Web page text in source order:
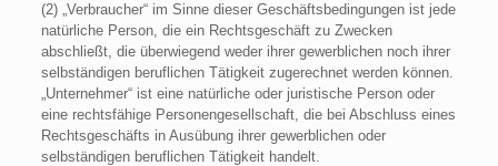
(2) „Verbraucher“ im Sinne dieser Geschäftsbedingungen ist jede
natürliche Person, die ein Rechtsgeschäft zu Zwecken
abschließt, die überwiegend weder ihrer gewerblichen noch ihrer
selbständigen beruflichen Tätigkeit zugerechnet werden können.
„Unternehmer“ ist eine natürliche oder juristische Person oder
eine rechtsfähige Personengesellschaft, die bei Abschluss eines
Rechtsgeschäfts in Ausübung ihrer gewerblichen oder
selbständigen beruflichen Tätigkeit handelt.